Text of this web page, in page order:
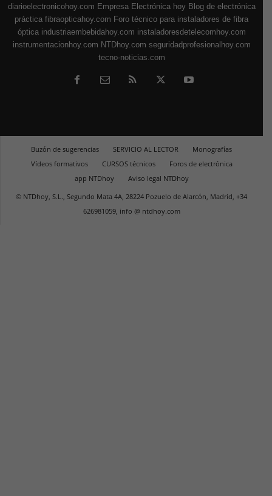
diarioelectronicohoy.com Empresa Electrónica hoy Blog de electrónica
práctica fibraopticahoy.com Foro técnico para instaladores de fibra
óptica industriaembebidahoy.com instaladoresdetelecomhoy.com
instrumentacionhoy.com NTDhoy.com seguridadprofesionalhoy.com
tecno-noticias.com
Buzón de sugerencias SERVICIO AL LECTOR
Monografías
Vídeos formativos
CURSOS técnicos
Foros de electrónica
app NTDhoy
Aviso legal NTDhoy
© NTDhoy, S.L., Segundo Mata 4A, 28224 Pozuelo de Alarcón, Madrid, +34
626981059, info @ ntdhoy.com